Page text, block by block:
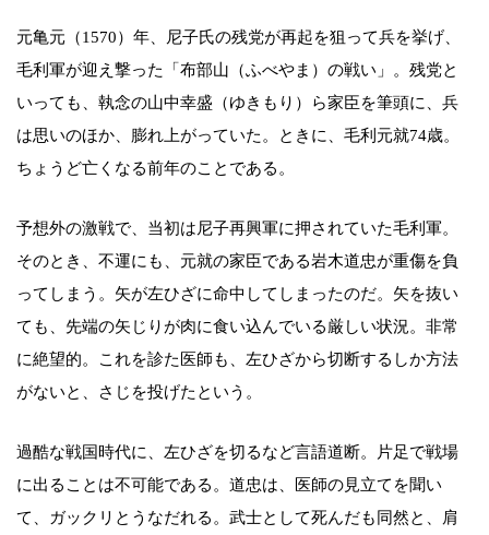
元亀元（1570）年、尼子氏の残党が再起を狙って兵を挙げ、
毛利軍が迎え撃った「布部山（ふべやま）の戦い」。残党と
いっても、執念の山中幸盛（ゆきもり）ら家臣を筆頭に、兵
は思いのほか、膨れ上がっていた。ときに、毛利元就74歳。
ちょうど亡くなる前年のことである。
予想外の激戦で、当初は尼子再興軍に押されていた毛利軍。
そのとき、不運にも、元就の家臣である岩木道忠が重傷を負
ってしまう。矢が左ひざに命中してしまったのだ。矢を抜い
ても、先端の矢じりが肉に食い込んでいる厳しい状況。非常
に絶望的。これを診た医師も、左ひざから切断するしか方法
がないと、さじを投げたという。
過酷な戦国時代に、左ひざを切るなど言語道断。片足で戦場
に出ることは不可能である。道忠は、医師の見立てを聞い
て、ガックリとうなだれる。武士として死んだも同然と、肩